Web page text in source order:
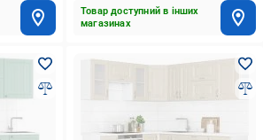
Товар доступний в інших
магазинах